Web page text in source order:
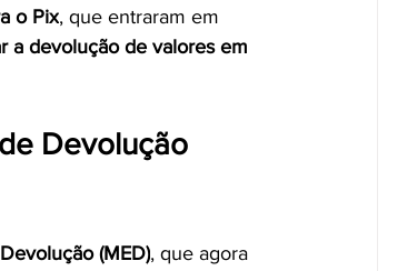
o Pix, que entraram em
a devolução de valores em
Devolução
(MED), que agora